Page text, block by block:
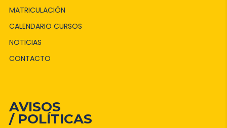
MATRICULACIÓN
CALENDARIO CURSOS
NOTICIAS
CONTACTO
AVISOS
/ POLÍTICAS